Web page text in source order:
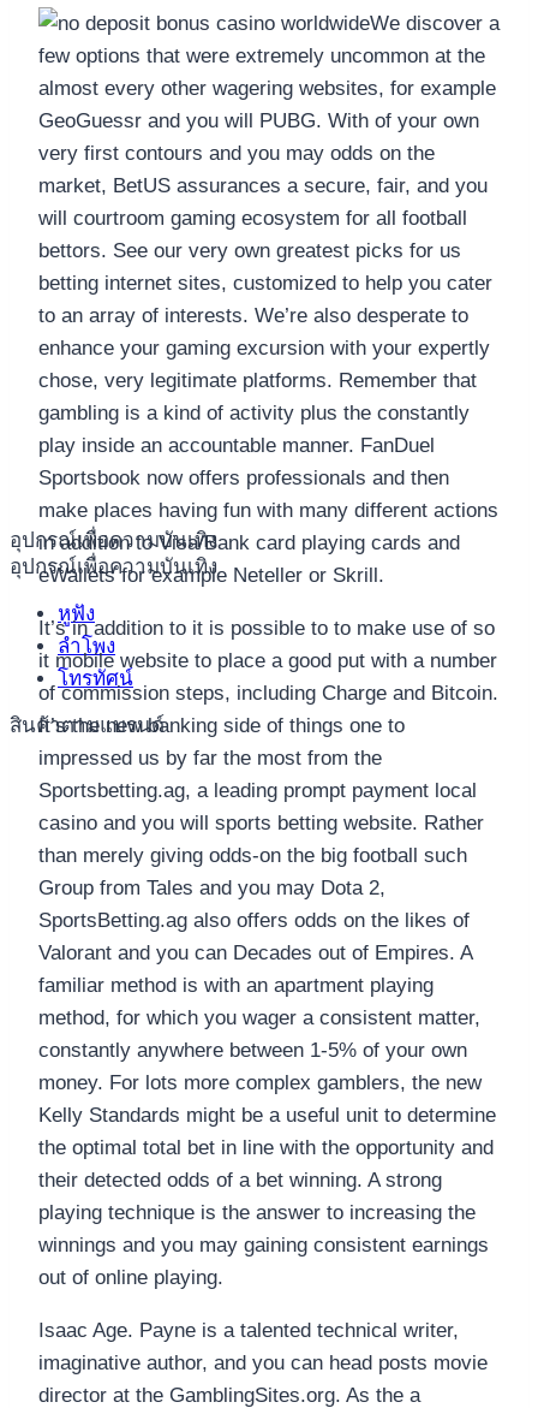
อุปกรณ์เพื่อความบันเทิง
อุปกรณ์เพื่อความบันเทิง
หูฟัง
ลำโพง
โทรทัศน์
สินค้าตามแบรนด์
We discover a
few options that were extremely uncommon at the
almost every other wagering websites, for example
GeoGuessr and you will PUBG. With of your own
very first contours and you may odds on the
market, BetUS assurances a secure, fair, and you
will courtroom gaming ecosystem for all football
bettors. See our very own greatest picks for us
betting internet sites, customized to help you cater
to an array of interests. We’re also desperate to
enhance your gaming excursion with your expertly
chose, very legitimate platforms. Remember that
gambling is a kind of activity plus the constantly
play inside an accountable manner. FanDuel
Sportsbook now offers professionals and then
make places having fun with many different actions
in addition to Visa/Bank card playing cards and
eWallets for example Neteller or Skrill.
It’s in addition to it is possible to to make use of so
it mobile website to place a good put with a number
of commission steps, including Charge and Bitcoin.
It’s the new banking side of things one to
impressed us by far the most from the
Sportsbetting.ag, a leading prompt payment local
casino and you will sports betting website. Rather
than merely giving odds-on the big football such
Group from Tales and you may Dota 2,
SportsBetting.ag also offers odds on the likes of
Valorant and you can Decades out of Empires. A
familiar method is with an apartment playing
method, for which you wager a consistent matter,
constantly anywhere between 1-5% of your own
money. For lots more complex gamblers, the new
Kelly Standards might be a useful unit to determine
the optimal total bet in line with the opportunity and
their detected odds of a bet winning. A strong
playing technique is the answer to increasing the
winnings and you may gaining consistent earnings
out of online playing.
Isaac Age. Payne is a talented technical writer,
imaginative author, and you can head posts movie
director at the GamblingSites.org. As the a